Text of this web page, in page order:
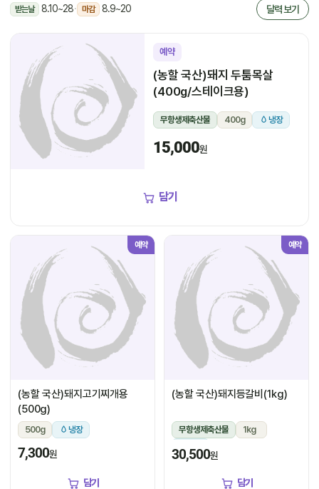
받는날 8.10~28· 마감 8.9~20 달력 보기
예약
(농할 국산)돼지 두툼목살
(400g/스테이크용)
무항생제축산물 400g 냉장
15,000원
담기
예약
(농할 국산)돼지고기찌개용
(500g)
500g 냉장
7,300원
담기
예약
(농할 국산)돼지등갈비(1kg)
무항생제축산물
1kg
냉장
30,500원
담기